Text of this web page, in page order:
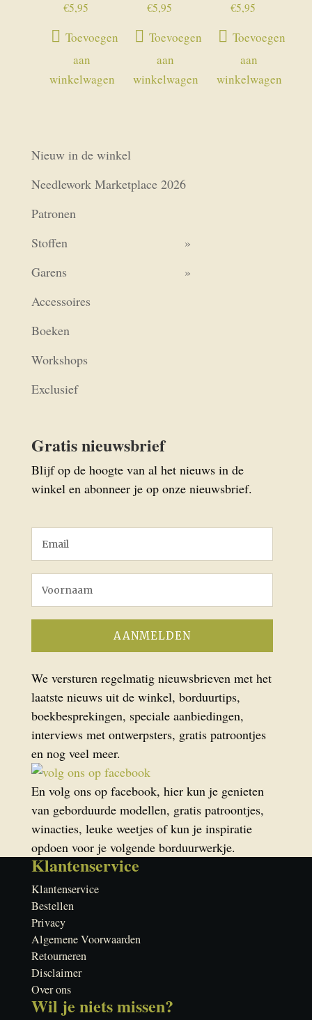
€5,95
Toevoegen
aan
winkelwagen
€5,95
Toevoegen
aan
winkelwagen
€5,95
Toevoegen
aan
winkelwagen
Nieuw in de winkel
Needlework Marketplace 2026
Patronen
Stoffen
Garens
Accessoires
Boeken
Workshops
Exclusief
Gratis nieuwsbrief
Blijf op de hoogte van al het nieuws in de
winkel en abonneer je op onze nieuwsbrief.
We versturen regelmatig nieuwsbrieven met het
laatste nieuws uit de winkel, borduurtips,
boekbesprekingen, speciale aanbiedingen,
interviews met ontwerpsters, gratis patroontjes
en nog veel meer.
En volg ons op facebook, hier kun je genieten
van geborduurde modellen, gratis patroontjes,
winacties, leuke weetjes of kun je inspiratie
opdoen voor je volgende borduurwerkje.
Klantenservice
Klantenservice
Bestellen
Privacy
Algemene Voorwaarden
Retourneren
Disclaimer
Over ons
Wil je niets missen?